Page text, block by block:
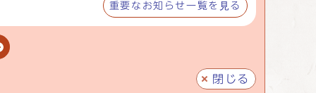
重要なお知らせ一覧を見る
閉じる